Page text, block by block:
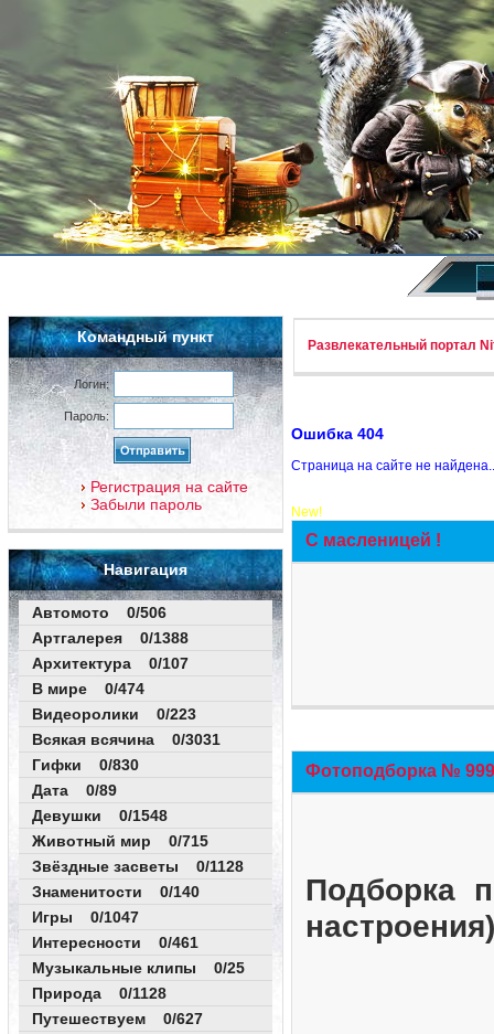
Командный пункт
Логин:
Пароль:
Регистрация на сайте
Забыли пароль
Навигация
Автомото 0/506
Артгалерея 0/1388
Архитектура 0/107
В мире 0/474
Видеоролики 0/223
Всякая всячина 0/3031
Гифки 0/830
Дата 0/89
Девушки 0/1548
Животный мир 0/715
Звёздные засветы 0/1128
Знаменитости 0/140
Игры 0/1047
Интересности 0/461
Музыкальные клипы 0/25
Природа 0/1128
Путешествуем 0/627
Развлекательный портал
Ошибка 404
Страница на сайте не
New!
С масленицей !
Фотоподборка №
Подборка